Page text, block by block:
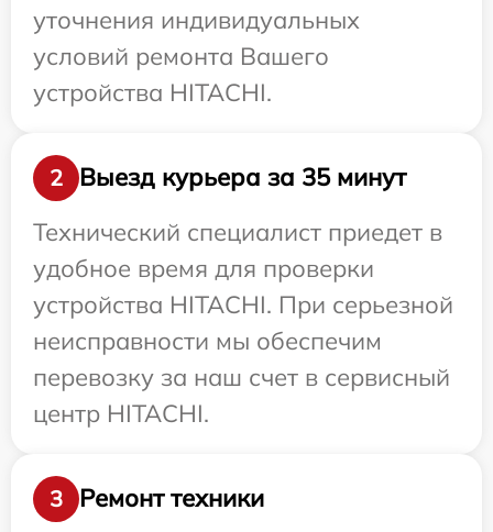
уточнения индивидуальных
условий ремонта Вашего
устройства HITACHI.
2
Выезд курьера за 35 минут
Технический специалист приедет в
удобное время для проверки
устройства HITACHI. При серьезной
неисправности мы обеспечим
перевозку за наш счет в сервисный
центр HITACHI.
3
Ремонт техники